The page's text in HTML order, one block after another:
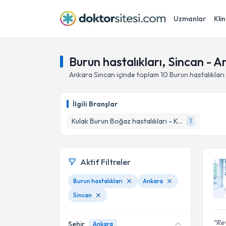
Uzmanlar
Burun hastalıkları, Sincan -
Ankara Sincan içinde toplam 10 Burun hastalıkları
İlgili Branşlar
Kulak Burun Boğaz hastalıkları - KBB
1
Aktif Filtreler
Burun hastalıkları
Ankara
Sincan
Şehir Ankara